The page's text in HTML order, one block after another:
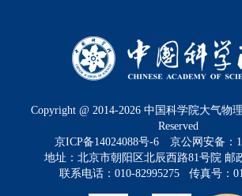
Copyright @ 2014-2026 中国科学院大气物
Reserved
京ICP备14024088号-6
京公网安备：
地址：北京市朝阳区北辰西路81号院 邮
联系电话：010-82995275 传真号：